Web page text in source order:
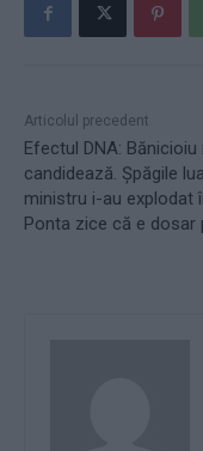
Articolul precedent
Efectul DNA: Bănicioiu
candidează. Șpăgile
ministru i-au explodat
Ponta zice că e dosar